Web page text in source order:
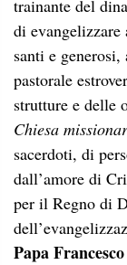
trainante del
di
santi e
pastorale
strutture e
Chiesa
sacerdoti, di
dall’amore di
per il Regno di
Papa Francesco